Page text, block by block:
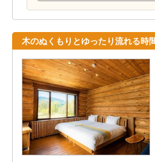
木のぬくもりとゆったり流れる時